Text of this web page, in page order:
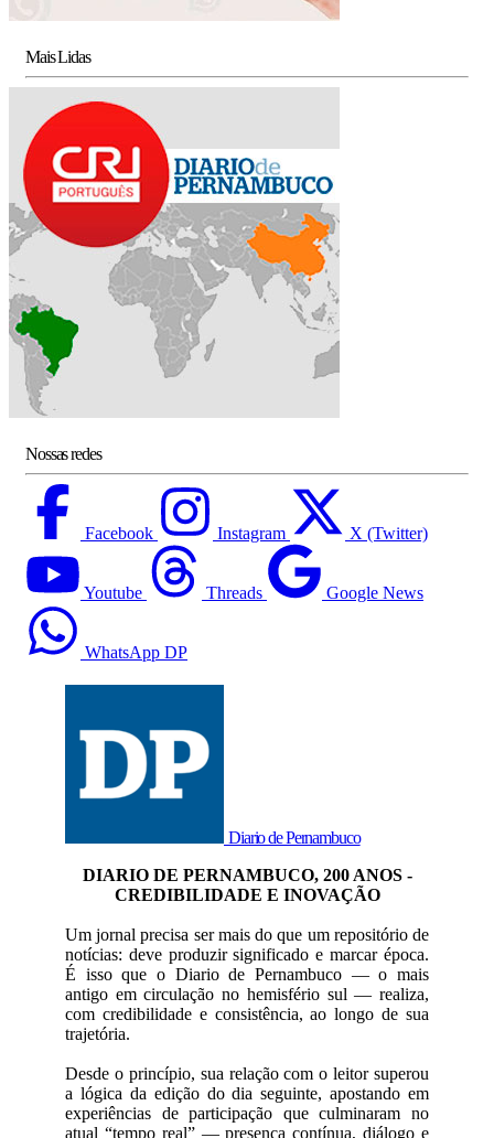
Mais Lidas
Nossas redes
Facebook Instagram X (Twitter)
Youtube Threads Google News
WhatsApp DP
Diario de Pernambuco
DIARIO DE PERNAMBUCO, 200 ANOS -
CREDIBILIDADE E INOVAÇÃO
Um jornal precisa ser mais do que um repositório de
notícias: deve produzir significado e marcar época.
É isso que o Diario de Pernambuco — o mais
antigo em circulação no hemisfério sul — realiza,
com credibilidade e consistência, ao longo de sua
trajetória.
Desde o princípio, sua relação com o leitor superou
a lógica da edição do dia seguinte, apostando em
experiências de participação que culminaram no
atual “tempo real” — presença contínua, diálogo e